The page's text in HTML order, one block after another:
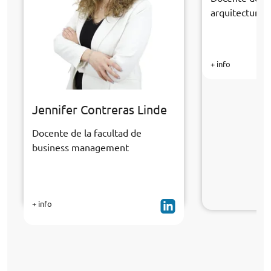
Jennifer Contreras Linde
Docente de la facultad de
business management
+ info
arquitectura
+ info